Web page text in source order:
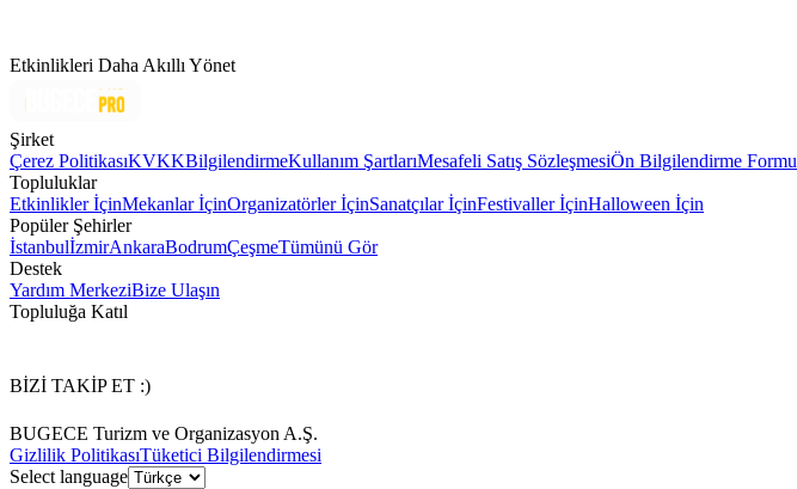
Etkinlikleri Daha Akıllı Yönet
Şirket
Çerez PolitikasıKVKKBilgilendirmeKullanım ŞartlarıMesafeli Satış SözleşmesiÖn Bilgilendirme Formu
Topluluklar
Etkinlikler İçinMekanlar İçinOrganizatörler İçinSanatçılar İçinFestivaller İçinHalloween İçin
Popüler Şehirler
İstanbulİzmirAnkaraBodrumÇeşmeTümünü Gör
Destek
Yardım MerkeziBize Ulaşın
Topluluğa Katıl
BİZİ TAKİP ET :)
BUGECE Turizm ve Organizasyon A.Ş.
Gizlilik PolitikasıTüketici Bilgilendirmesi
Select language